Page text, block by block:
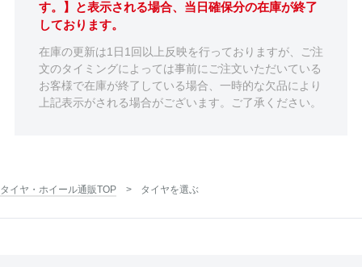
す。】と表示される場合、当日確保分の在庫が終了
しております。
在庫の更新は1日1回以上反映を行っておりますが、ご注
文のタイミングによっては事前にご注文いただいている
お客様で在庫が終了している場合、一時的な欠品により
上記表示がされる場合がございます。ご了承ください。
タイヤ・ホイール通販TOP タイヤを選ぶ